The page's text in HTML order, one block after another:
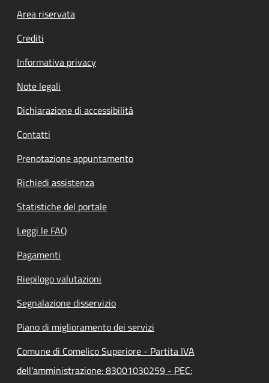
Footer menu
Area riservata
Crediti
Informativa privacy
Note legali
Dichiarazione di accessibilità
Contatti
Prenotazione appuntamento
Richiedi assistenza
Statistiche del portale
Leggi le FAQ
Pagamenti
Riepilogo valutazioni
Segnalazione disservizio
Piano di miglioramento dei servizi
Comune di Comelico Superiore - Partita IVA
dell'amministrazione: 83001030259 - PEC: